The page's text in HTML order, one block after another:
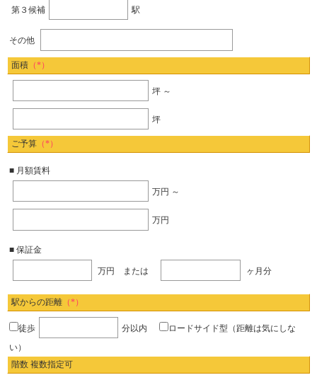
第３候補 駅
その他
面積 （*）
坪 ～
坪
ご予算 （*）
■ 月額賃料
万円 ～
万円
■ 保証金
万円 または ヶ月分
駅からの距離 （*）
徒歩 分以内 ロードサイド型（距離は気にしな
い）
階数 複数指定可